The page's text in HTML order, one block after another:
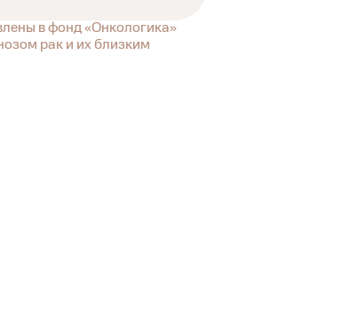
в фонд «Онкологика»
рак и их близким